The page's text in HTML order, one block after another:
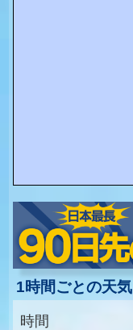
1時間ごとの天気
時間